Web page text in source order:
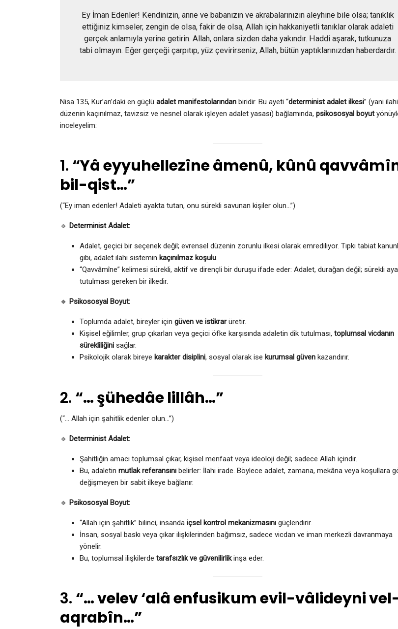
Ey İman Edenler! Kendinizin, anne ve babanızın ve akrabalarınızın aleyhine bile olsa; tanıklık
ettiğiniz kimseler, zengin de olsa, fakir de olsa, Allah için hakkaniyetli tanıklar olarak adaleti
gerçek anlamıyla yerine getirin. Allah, onlara sizden daha yakındır. Haddi aşarak, tutkunuza
tabi olmayın. Eğer gerçeği çarpıtıp, yüz çevirirseniz, Allah, bütün yaptıklarınızdan haberdardır.
Nisa 135, Kur’an’daki en güçlü adalet manifestolarından biridir. Bu ayeti “determinist adalet ilkesi” (yani ilahi
düzenin kaçınılmaz, tavizsiz ve nesnel olarak işleyen adalet yasası) bağlamında, psikososyal boyut
inceleyelim:
1. “Yâ eyyuhellezîne âmenû, kûnû
bil-qist…”
(“Ey iman edenler! Adaleti ayakta tutan, onu sürekli savunan kişiler olun…”)
🔹 Determinist Adalet:
Adalet, geçici bir seçenek değil; evrensel düzenin zorunlu ilkesi olarak emrediliyor. Tıpkı tabiat
gibi, adalet ilahi sistemin kaçınılmaz koşulu.
“Qavvâmîne” kelimesi sürekli, aktif ve dirençli bir duruşu ifade eder: Adalet, durağan değil; sürekli
tutulması gereken bir ilkedir.
🔹 Psikososyal Boyut:
Toplumda adalet, bireyler için güven ve istikrarüretir.
Kişisel eğilimler, grup çıkarları veya geçici öfke karşısında adaletin dik tutulması, toplumsal vicdanın
sürekliliğini sağlar.
Psikolojik olarak bireye karakter disiplini, sosyal olarak ise kurumsal güven kazandırır.
2. “… şühedâe lillâh…”
(“… Allah için şahitlik edenler olun…”)
🔹 Determinist Adalet:
Şahitliğin amacı toplumsal çıkar, kişisel menfaat veya ideoloji değil; sadece Allah içindir.
Bu, adaletin mutlak referansını belirler: İlahi irade. Böylece adalet, zamana, mekâna veya koşullara
değişmeyen bir sabit ilkeye bağlanır.
🔹 Psikososyal Boyut:
“Allah için şahitlik” bilinci, insanda içsel kontrol mekanizmasını güçlendirir.
İnsan, sosyal baskı veya çıkar ilişkilerinden bağımsız, sadece vicdan ve iman merkezli davranmaya
yönelir.
Bu, toplumsal ilişkilerde tarafsızlık ve güvenilirlikinşa eder.
3. “… velev ‘alâ enfusikum evil-vâlideyni
aqrabîn…”